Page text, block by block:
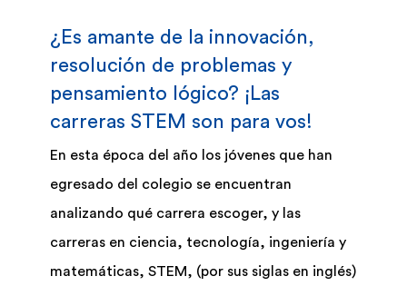
Egresados
Biblioteca
¿Es amante de la innovación,
resolución de problemas y
pensamiento lógico? ¡Las
carreras STEM son para vos!
En esta época del año los jóvenes que han
egresado del colegio se encuentran
analizando qué carrera escoger, y las
carreras en ciencia, tecnología, ingeniería y
matemáticas, STEM, (por sus siglas en inglés)